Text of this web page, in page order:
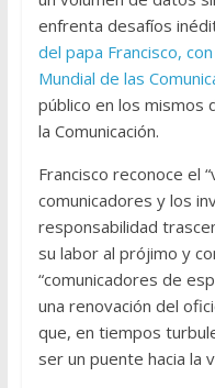
enfrenta desafíos
del papa Francisco,
Mundial de las
público en los mismos
la Comunicación.
Francisco reconoce el
comunicadores y los
responsabilidad
su labor al prójimo y
“comunicadores de
una renovación del
que, en tiempos
ser un puente hacia la